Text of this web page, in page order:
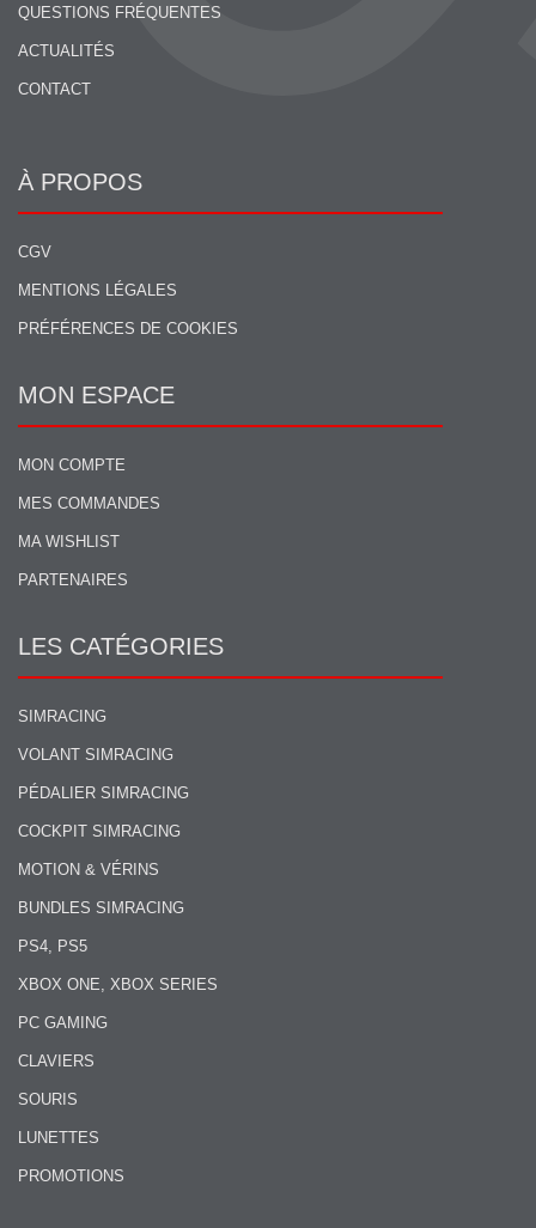
QUESTIONS FRÉQUENTES
ACTUALITÉS
CONTACT
À PROPOS
CGV
MENTIONS LÉGALES
PRÉFÉRENCES DE COOKIES
MON ESPACE
MON COMPTE
MES COMMANDES
MA WISHLIST
PARTENAIRES
LES CATÉGORIES
SIMRACING
VOLANT SIMRACING
PÉDALIER SIMRACING
COCKPIT SIMRACING
MOTION & VÉRINS
BUNDLES SIMRACING
PS4, PS5
XBOX ONE, XBOX SERIES
PC GAMING
CLAVIERS
SOURIS
LUNETTES
PROMOTIONS